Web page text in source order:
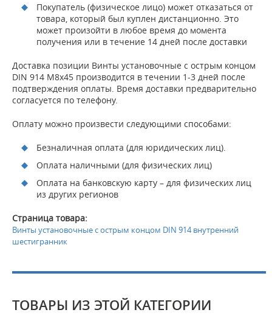
Покупатель (физическое лицо) может отказаться от
товара, который был куплен дистанционно. Это
может произойти в любое время до момента
получения или в течение 14 дней после доставки
Доставка позиции Винты установочные с острым концом
DIN 914 M8x45 производится в течении 1-3 дней после
подтверждения оплаты. Время доставки предварительно
согласуется по телефону.
Оплату можно произвести следующими способами:
Безналичная оплата (для юридических лиц).
Оплата наличными (для физических лиц)
Оплата на банковскую карту – для физических лиц
из других регионов
Страница товара:
Винты установочные с острым концом DIN 914 внутренний
шестигранник
ТОВАРЫ ИЗ ЭТОЙ КАТЕГОРИИ